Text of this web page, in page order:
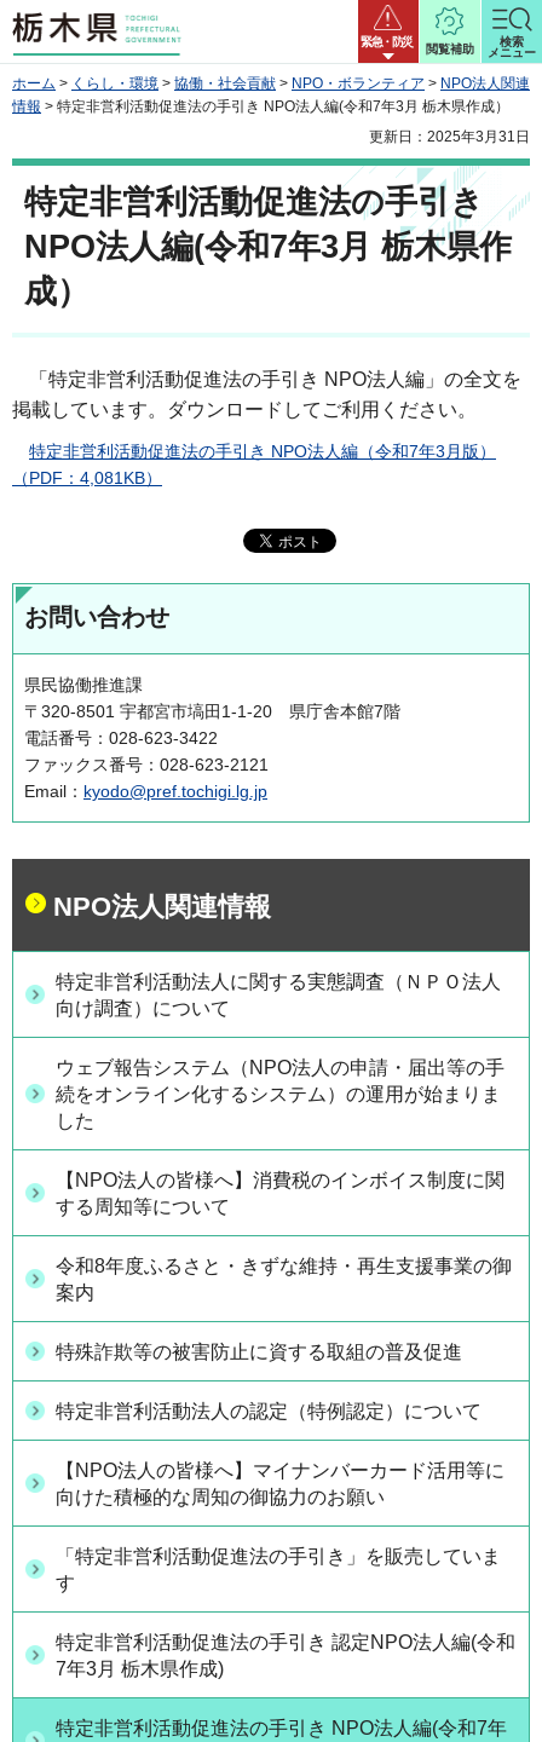
栃木県 緊急・防災
閲覧補助
検索
メニュー
ホーム > くらし・環境 > 協働・社会貢献 > NPO・ボランティア > NPO法人関連
情報 > 特定非営利活動促進法の手引き NPO法人編(令和7年3月 栃木県作成）
更新日：2025年3月31日
特定非営利活動促進法の手引き
NPO法人編(令和7年3月 栃木県作
成）
「特定非営利活動促進法の手引き NPO法人編」の全文を
掲載しています。ダウンロードしてご利用ください。
特定非営利活動促進法の手引き NPO法人編（令和7年3月版）
（PDF：4,081KB）
お問い合わせ
県民協働推進課
〒320-8501 宇都宮市塙田1-1-20 県庁舎本館7階
電話番号：028-623-3422
ファックス番号：028-623-2121
Email： kyodo@pref.tochigi.lg.jp
NPO法人関連情報
特定非営利活動法人に関する実態調査（ＮＰＯ法人
向け調査）について
ウェブ報告システム（NPO法人の申請・届出等の手
続をオンライン化するシステム）の運用が始まりま
した
【NPO法人の皆様へ】消費税のインボイス制度に関
する周知等について
令和8年度ふるさと・きずな維持・再生支援事業の御
案内
特殊詐欺等の被害防止に資する取組の普及促進
特定非営利活動法人の認定（特例認定）について
【NPO法人の皆様へ】マイナンバーカード活用等に
向けた積極的な周知の御協力のお願い
「特定非営利活動促進法の手引き」を販売していま
す
特定非営利活動促進法の手引き 認定NPO法人編(令和
7年3月 栃木県作成)
特定非営利活動促進法の手引き NPO法人編(令和7年